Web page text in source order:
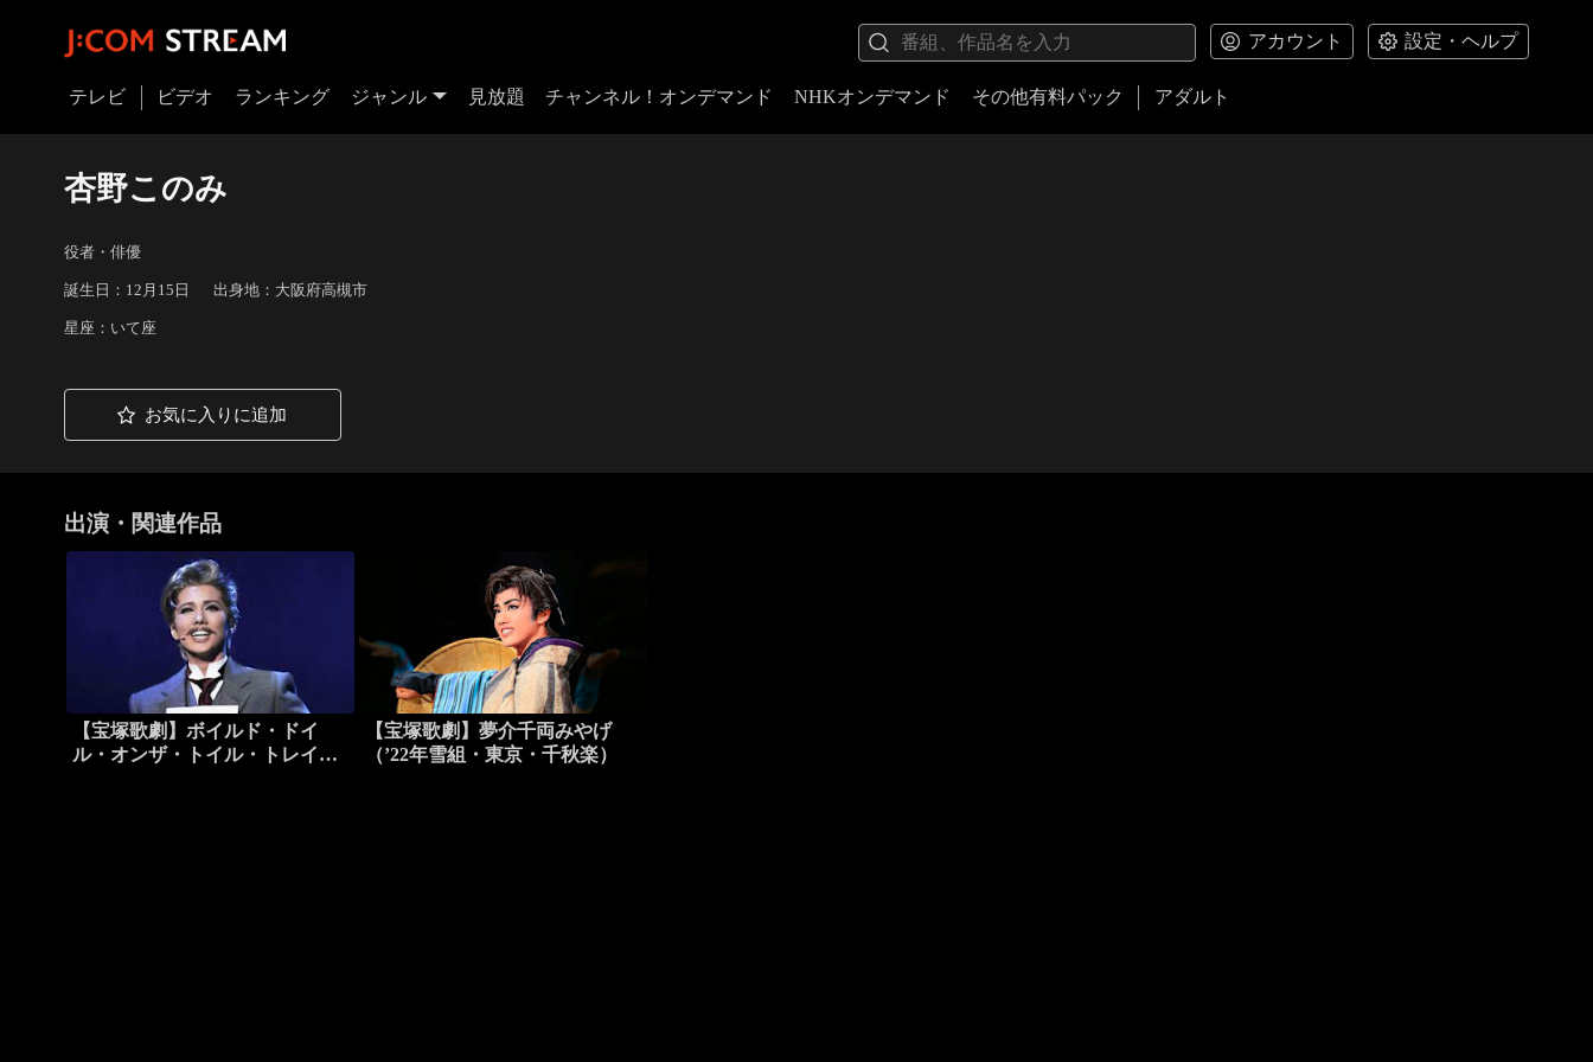
アカウント 設定・ヘルプ
テレビ ビデオ ランキング ジャンル 見放題 チャンネル！オンデマンド NHKオンデマンド その他有料パック アダルト
杏野このみ
役者・俳優
誕生日：12月15日 出身地：大阪府高槻市
星座：いて座
お気に入りに追加
出演・関連作品
【宝塚歌劇】ボイルド・ドイ
ル・オンザ・トイル・トレイル
【宝塚歌劇】夢介千両みやげ
（’22年雪組・東京・千秋楽）